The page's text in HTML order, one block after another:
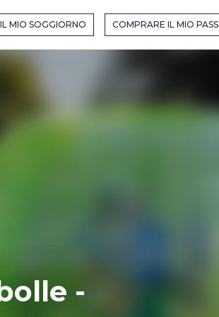
EN MODE ÉTÉ
MIO SOGGIORNO COMPRARE IL MIO PASS
-